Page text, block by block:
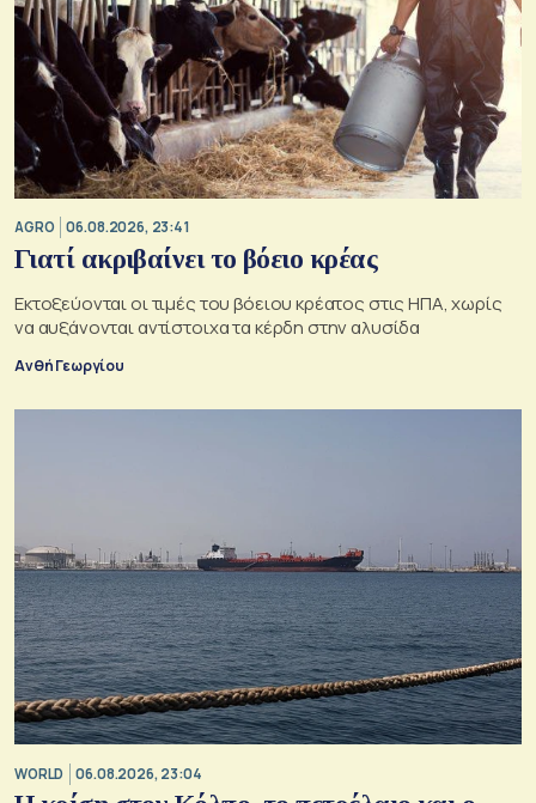
AGRO 06.08.2026, 23:41
Γιατί ακριβαίνει το βόειο κρέας
Εκτοξεύονται οι τιμές του βόειου κρέατος στις ΗΠΑ, χωρίς
να αυξάνονται αντίστοιχα τα κέρδη στην αλυσίδα
Ανθή Γεωργίου
WORLD 06.08.2026, 23:04